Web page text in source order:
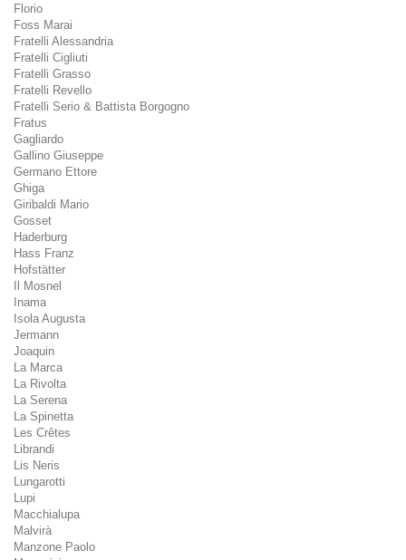
Florio
Foss Marai
Fratelli Alessandria
Fratelli Cigliuti
Fratelli Grasso
Fratelli Revello
Fratelli Serio & Battista Borgogno
Fratus
Gagliardo
Gallino Giuseppe
Germano Ettore
Ghiga
Giribaldi Mario
Gosset
Haderburg
Hass Franz
Hofstätter
Il Mosnel
Inama
Isola Augusta
Jermann
Joaquin
La Marca
La Rivolta
La Serena
La Spinetta
Les Crêtes
Librandi
Lis Neris
Lungarotti
Lupi
Macchialupa
Malvirà
Manzone Paolo